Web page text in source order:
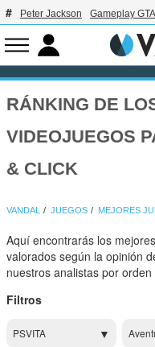
Peter Jackson Gameplay
RÁNKING DE
VIDEOJUEGOS
& CLICK
VANDAL JUEGOS MEJORES
Aquí encontrarás los
valorados según la opinión
nuestros analistas por
Filtros
PSVITA